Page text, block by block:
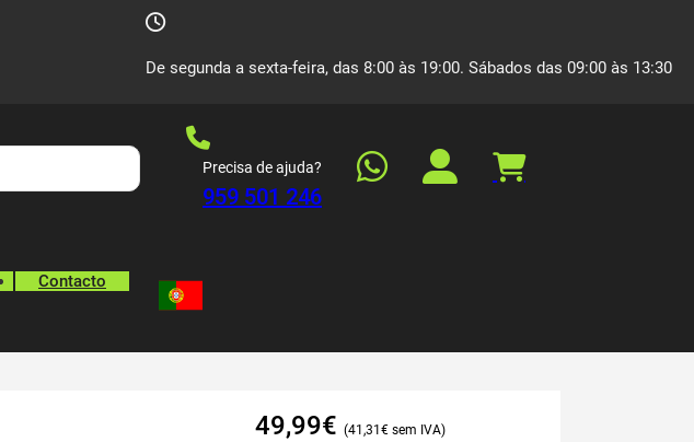
De segunda a sexta-feira, das 8:00 às 19:00. Sábados das 09:00 às 13:30
Precisa de ajuda?
959 501 246
Contacto
49,99€ 41,31 €